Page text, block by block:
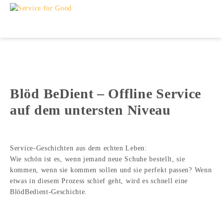
Blöd BeDient – Offline Service
auf dem untersten Niveau
Service-Geschichten aus dem echten Leben:
Wie schön ist es, wenn jemand neue Schuhe bestellt, sie
kommen, wenn sie kommen sollen und sie perfekt passen? Wenn
etwas in diesem Prozess schief geht, wird es schnell eine
BlödBedient-Geschichte.